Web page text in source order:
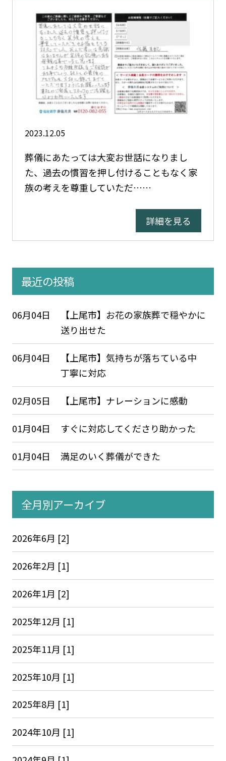
2023.12.05
葬儀にあたっては大変お世話になりまし
た、過去の慣習を押し付けることもなく家
族の考えを尊重していただ……
詳細を見る
最近の投稿
06月04日
【上尾市】お花の家族葬で穏やかに
送り出せた
06月04日
【上尾市】気持ちが落ちている中
丁寧に対応
02月05日 【上尾市】ナレーションに感動
01月04日 すぐに対応してくださり助かった
01月04日 満足のいく葬儀ができた
全月別アーカイブ
2026年6月 [2]
2026年2月 [1]
2026年1月 [2]
2025年12月 [1]
2025年11月 [1]
2025年10月 [1]
2025年8月 [1]
2024年10月 [1]